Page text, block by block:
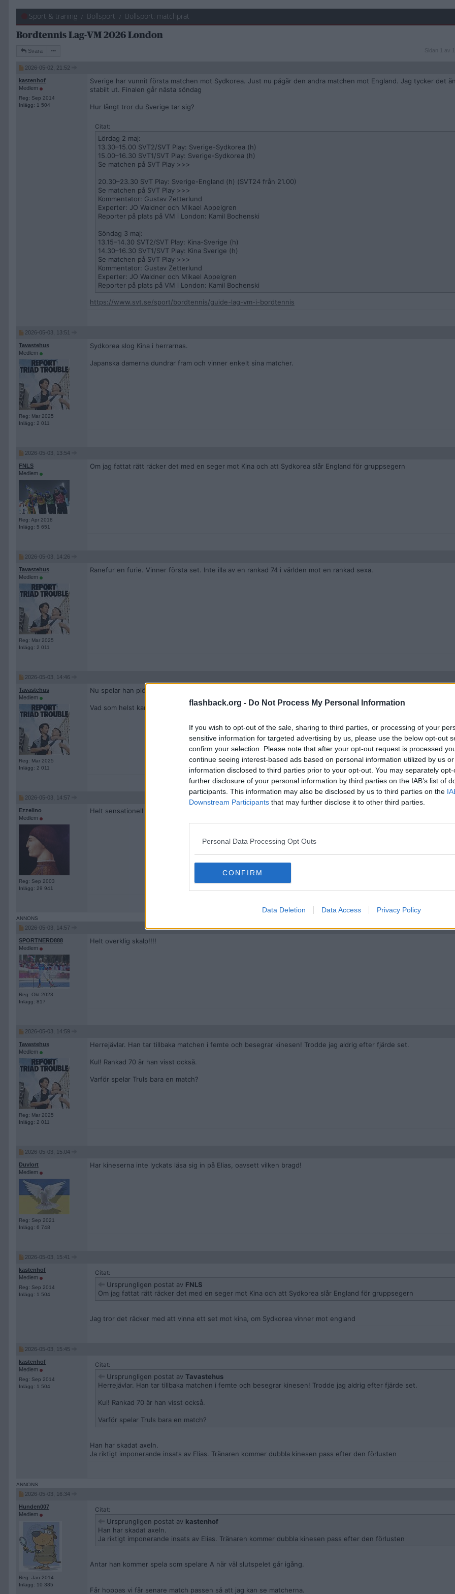
flashback.org - Do Not Process My Personal Information
If you wish to opt-out of the sale, sharing to third parties, or processing of your
sensitive information for targeted advertising by us, please use the below opt-out
confirm your selection. Please note that after your opt-out request is processed
continue seeing interest-based ads based on personal information utilized by us
information disclosed to third parties prior to your opt-out. You may separately
further disclosure of your personal information by third parties on the IAB’s list of
participants. This information may also be disclosed by us to third parties on the
Downstream Participants that may further disclose it to other third parties.
Personal Data Processing Opt Outs
CONFIRM
Data Deletion Data Access Privacy Policy
Sport & träning Bollsport Bollsport: matchprat
Bordtennis Lag-VM 2026 London
Svara
Sidan
Sidan 1 av 11
2026-05-02, 21:52
kastenhof
Medlem
Reg: Sep 2014
Inlägg: 1 504
Sverige har vunnit första matchen mot Sydkorea. Just nu pågår den andra matchen mot England. Jag tycker det
stabilt ut. Finalen går nästa söndag
Hur långt tror du Sverige tar sig?
Citat:
Lördag 2 maj:
13.30–15.00 SVT2/SVT Play: Sverige-Sydkorea (h)
15.00–16.30 SVT1/SVT Play: Sverige-Sydkorea (h)
Se matchen på SVT Play >>>
20.30–23.30 SVT Play: Sverige-England (h) (SVT24 från 21.00)
Se matchen på SVT Play >>>
Kommentator: Gustav Zetterlund
Experter: JO Waldner och Mikael Appelgren
Reporter på plats på VM i London: Kamil Bochenski
Söndag 3 maj:
13.15–14.30 SVT2/SVT Play: Kina-Sverige (h)
14.30–16.30 SVT1/SVT Play: Kina Sverige (h)
Se matchen på SVT Play >>>
Kommentator: Gustav Zetterlund
Experter: JO Waldner och Mikael Appelgren
Reporter på plats på VM i London: Kamil Bochenski
https://www.svt.se/sport/bordtennis/guide-lag-vm-i-bordtennis
2026-05-03, 13:51
Tavastehus
Medlem
Reg: Mar 2025
Inlägg: 2 011
Sydkorea slog Kina i herrarnas.
Japanska damerna dundrar fram och vinner enkelt sina matcher.
2026-05-03, 13:54
FNLS
Medlem
Reg: Apr 2018
Inlägg: 5 651
Om jag fattat rätt räcker det med en seger mot Kina och att Sydkorea slår England för gruppsegern
2026-05-03, 14:26
Tavastehus
Medlem
Reg: Mar 2025
Inlägg: 2 011
Ranefur en furie. Vinner första set. Inte illa av en rankad 74 i världen mot en rankad sexa.
2026-05-03, 14:46
Tavastehus
Medlem
Reg: Mar 2025
Inlägg: 2 011
Nu spelar han plötsligt som någon rankad betydligt lägre än 74. Ser stressat och orutinerat ut.
Vad som helst kan hända i femte set.
2026-05-03, 14:57
Ezzelino
Medlem
Reg: Sep 2003
Inlägg: 29 941
Helt sensationell insats av Elias Ranefur, avfärdar Lin Shidong.
2026-05-03, 14:57
SPORTNERD888
Medlem
Reg: Okt 2023
Inlägg: 817
Helt overklig skalp!!!!
2026-05-03, 14:59
Tavastehus
Medlem
Reg: Mar 2025
Inlägg: 2 011
Herrejävlar. Han tar tillbaka matchen i femte och besegrar kinesen! Trodde jag aldrig efter fjärde set.
Kul! Rankad 70 är han visst också.
Varför spelar Truls bara en match?
2026-05-03, 15:04
Duvlort
Medlem
Reg: Sep 2021
Inlägg: 6 748
Har kineserna inte lyckats läsa sig in på Elias, oavsett vilken bragd!
2026-05-03, 15:41
kastenhof
Medlem
Reg: Sep 2014
Inlägg: 1 504
Citat:
Ursprungligen postat av FNLS
Om jag fattat rätt räcker det med en seger mot Kina och att Sydkorea slår England för gruppsegern
Jag tror det räcker med att vinna ett set mot kina, om Sydkorea vinner mot england
2026-05-03, 15:45
kastenhof
Medlem
Reg: Sep 2014
Inlägg: 1 504
Citat:
Ursprungligen postat av Tavastehus
Herrejävlar. Han tar tillbaka matchen i femte och besegrar kinesen! Trodde jag aldrig efter fjärde set.
Kul! Rankad 70 är han visst också.
Varför spelar Truls bara en match?
Han har skadat axeln.
Ja riktigt imponerande insats av Elias. Tränaren kommer dubbla kinesen pass efter den förlusten
2026-05-03, 16:34
Hunden007
Medlem
Reg: Jan 2014
Inlägg: 10 385
Citat:
Ursprungligen postat av kastenhof
Han har skadat axeln.
Ja riktigt imponerande insats av Elias. Tränaren kommer dubbla kinesen pass efter den förlusten
Antar han kommer spela som spelare A när väl slutspelet går igång.
Får hoppas vi får senare match passen så att jag kan se matcherna.